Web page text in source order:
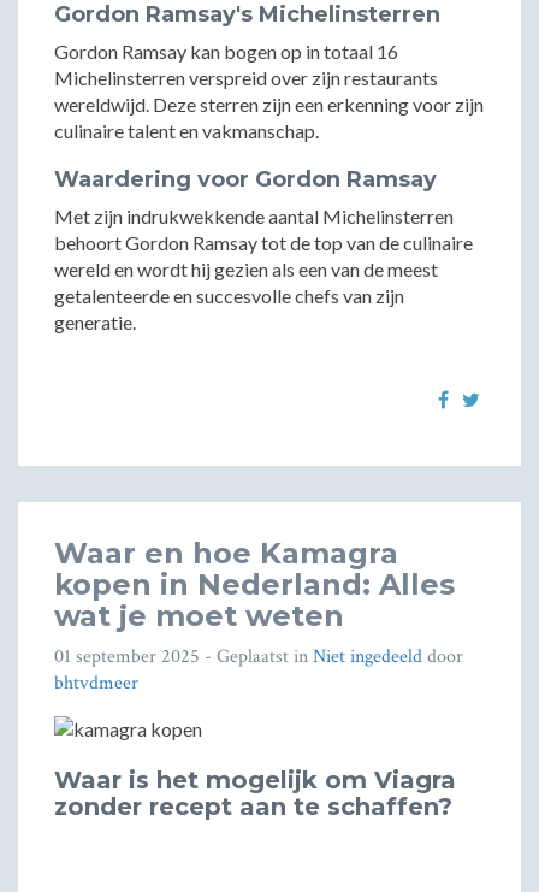
Gordon Ramsay's Michelinsterren
Gordon Ramsay kan bogen op in totaal 16
Michelinsterren verspreid over zijn restaurants
wereldwijd. Deze sterren zijn een erkenning voor zijn
culinaire talent en vakmanschap.
Waardering voor Gordon Ramsay
Met zijn indrukwekkende aantal Michelinsterren
behoort Gordon Ramsay tot de top van de culinaire
wereld en wordt hij gezien als een van de meest
getalenteerde en succesvolle chefs van zijn
generatie.
Waar en hoe Kamagra
kopen in Nederland: Alles
wat je moet weten
01 september 2025 - Geplaatst inNiet ingedeelddoor
bhtvdmeer
Waar is het mogelijk om Viagra
zonder recept aan te schaffen?